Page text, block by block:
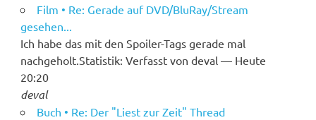
Film • Re: Gerade auf DVD/BluRay/Stream
gesehen...
Ich habe das mit den Spoiler-Tags gerade mal
nachgeholt.Statistik: Verfasst von deval — Heute
20:20
deval
Buch • Re: Der "Liest zur Zeit" Thread